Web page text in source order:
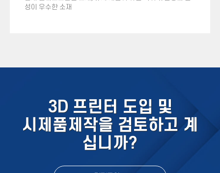
성이 우수한 소재
3D 프린터 도입 및
시제품제작을 검토하고 계
십니까?